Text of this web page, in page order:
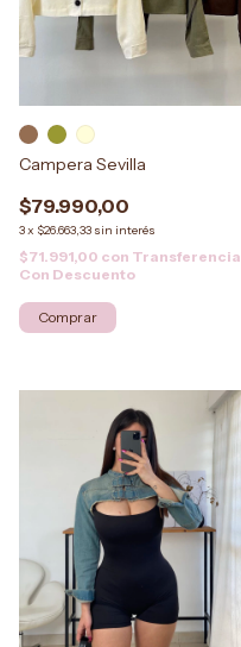
Campera Sevilla
$79.990,00
3x $26.663,33 sin interés
$71.991,00 con Transferencia
Con Descuento
Comprar